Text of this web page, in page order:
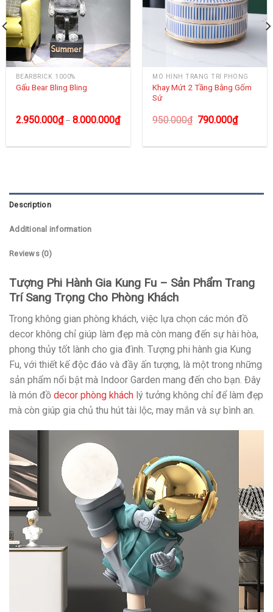
BEARBRICK 1000%
Gấu Bear Bling Bling
2.950.000₫– 8.000.000₫
MÔ HÌNH TRANG TRÍ PHÒNG
Khay Mứt 2 Tầng Bằng Gốm
Sứ
950.000₫ 790.000₫
Description
Additional information
Reviews (0)
Tượng Phi Hành Gia Kung Fu – Sản Phẩm Trang
Trí Sang Trọng Cho Phòng Khách
Trong không gian phòng khách, việc lựa chọn các món đồ
decor không chỉ giúp làm đẹp mà còn mang đến sự hài hòa,
phong thủy tốt lành cho gia đình. Tượng phi hành gia Kung
Fu, với thiết kế độc đáo và đầy ấn tượng, là một trong những
sản phẩm nổi bật mà Indoor Garden mang đến cho bạn. Đây
là món đồ decor phòng khách lý tưởng không chỉ để làm đẹp
mà còn giúp gia chủ thu hút tài lộc, may mắn và sự bình an.